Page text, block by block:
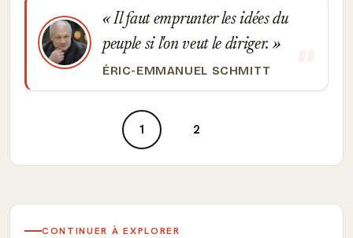
Il faut emprunter les idées du
peuple si l'on veut le diriger.
ÉRIC-EMMANUEL SCHMITT
1 2
CONTINUER À EXPLORER